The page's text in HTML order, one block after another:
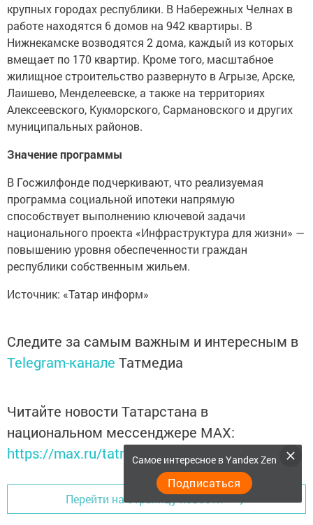
крупных городах республики. В Набережных Челнах в
работе находятся 6 домов на 942 квартиры. В
Нижнекамске возводятся 2 дома, каждый из которых
вмещает по 170 квартир. Кроме того, масштабное
жилищное строительство развернуто в Агрызе, Арске,
Лаишево, Менделеевске, а также на территориях
Алексеевского, Кукморского, Сармановского и других
муниципальных районов.
Значение программы
В Госжилфонде подчеркивают, что реализуемая
программа социальной ипотеки напрямую
способствует выполнению ключевой задачи
национального проекта «Инфраструктура для жизни» —
повышению уровня обеспеченности граждан
республики собственным жильем.
Источник: «Татар информ»
Следите за самым важным и интересным в
Telegram-канале Татмедиа
Читайте новости Татарстана в
национальном мессенджере MАХ:
https://max.ru/tatmedia
Перейти на страницу новости
Самое интересное в Yandex Zen
Подписаться